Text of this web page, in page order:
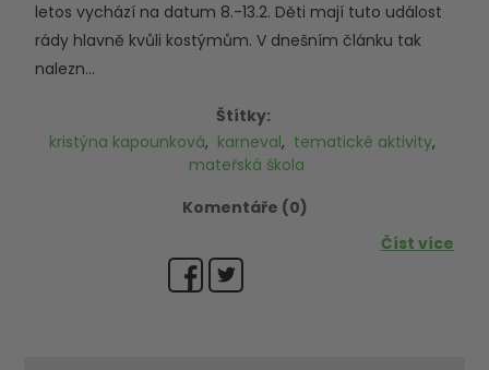
letos vychází na datum 8.-13.2. Děti mají tuto událost
rády hlavně kvůli kostýmům. V dnešním článku tak
nalezn...
Štítky:
kristýna kapounková, karneval, tematické aktivity,
mateřská škola
Komentáře (0)
Číst více